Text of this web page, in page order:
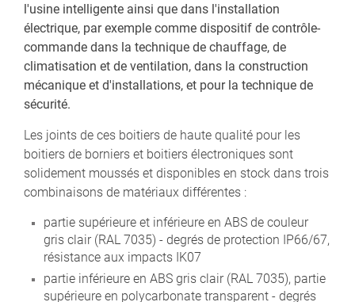
l'usine intelligente ainsi que dans l'installation
électrique, par exemple comme dispositif de contrôle-
commande dans la technique de chauffage, de
climatisation et de ventilation, dans la construction
mécanique et d'installations, et pour la technique de
sécurité.
Les joints de ces boitiers de haute qualité pour les
boitiers de borniers et boitiers électroniques sont
solidement moussés et disponibles en stock dans trois
combinaisons de matériaux différentes :
partie supérieure et inférieure en ABS de couleur
gris clair (RAL 7035) - degrés de protection IP66/67,
résistance aux impacts IK07
partie inférieure en ABS gris clair (RAL 7035), partie
supérieure en polycarbonate transparent - degrés